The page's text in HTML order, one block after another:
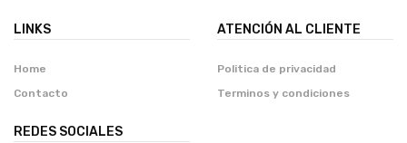
LINKS
Home
Contacto
ATENCIÓN AL CLIENTE
Politica de privacidad
Terminos y condiciones
REDES SOCIALES